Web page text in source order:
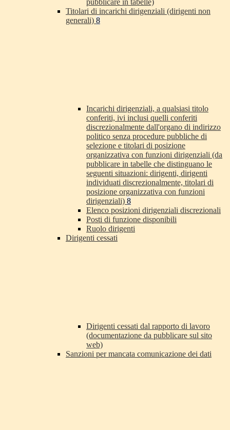
pubblicare in tabelle)
Titolari di incarichi dirigenziali (dirigenti non
generali) 8
Incarichi dirigenziali, a qualsiasi titolo
conferiti, ivi inclusi quelli conferiti
discrezionalmente dall'organo di indirizzo
politico senza procedure pubbliche di
selezione e titolari di posizione
organizzativa con funzioni dirigenziali (da
pubblicare in tabelle che distinguano le
seguenti situazioni: dirigenti, dirigenti
individuati discrezionalmente, titolari di
posizione organizzativa con funzioni
dirigenziali) 8
Elenco posizioni dirigenziali discrezionali
Posti di funzione disponibili
Ruolo dirigenti
Dirigenti cessati
Dirigenti cessati dal rapporto di lavoro
(documentazione da pubblicare sul sito
web)
Sanzioni per mancata comunicazione dei dati